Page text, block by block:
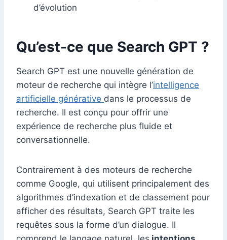
d’évolution
Qu’est-ce que Search GPT ?
Search GPT est une nouvelle génération de
moteur de recherche qui intègre l’intelligence
artificielle générative dans le processus de
recherche. Il est conçu pour offrir une
expérience de recherche plus fluide et
conversationnelle.
Contrairement à des moteurs de recherche
comme Google, qui utilisent principalement des
algorithmes d’indexation et de classement pour
afficher des résultats, Search GPT traite les
requêtes sous la forme d’un dialogue. Il